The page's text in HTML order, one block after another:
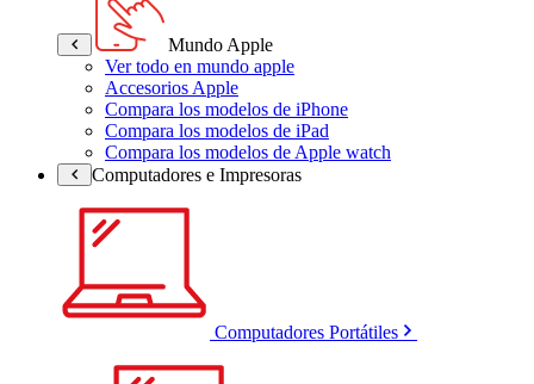
Mundo Apple
Ver todo en mundo apple
Accesorios Apple
Compara los modelos de iPhone
Compara los modelos de iPad
Compara los modelos de Apple watch
Computadores e Impresoras
Computadores Portátiles